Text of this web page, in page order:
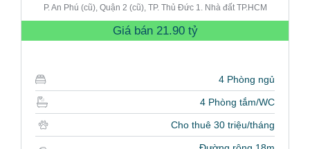
P. An Phú (cũ), Quận 2 (cũ), TP. Thủ Đức 1. Nhà đất TP.HCM
Giá bán 21.90 tỷ
4 Phòng ngủ
4 Phòng tắm/WC
Cho thuê 30 triệu/tháng